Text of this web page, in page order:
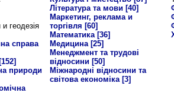
и геодезія
справа
природи
Література та мови [40]
Маркетинг, реклама и
торгівля [60]
Математика [36]
Медицина [25]
Менеджмент та трудові
відносини [50]
Міжнародні відносини та
світова економіка [3]